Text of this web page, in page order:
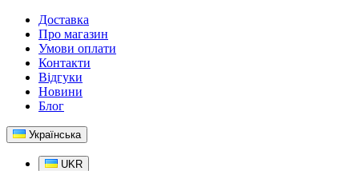
Доставка
Про магазин
Умови оплати
Контакти
Відгуки
Новини
Блог
Українська
UKR